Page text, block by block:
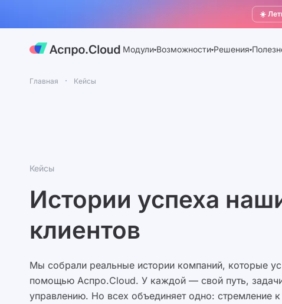
☀️
Модули Возможности Решения
Главная Кейсы
Кейсы
Истории успеха
клиентов
Мы собрали реальные истории компаний, которые
помощью Аспро.Cloud. У каждой — свой путь,
управлению. Но всех объединяет одно: стремление